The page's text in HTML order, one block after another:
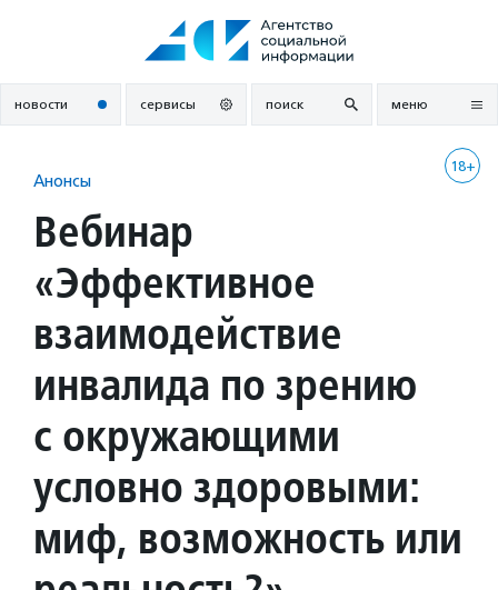
новости сервисы поиск меню
18+
Анонсы
Вебинар
«Эффективное
взаимодействие
инвалида по зрению
с окружающими
условно здоровыми:
миф, возможность или